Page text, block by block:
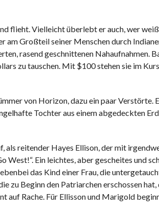
flieht. Vielleicht überlebt er auch, wer
am Großteil seiner Menschen durch
rasend geschnittenen Nahaufnahmen.
zu tauschen. Mit $100 stehen sie im
von Horizon, dazu ein paar Verstörte.
Tochter aus einem abgedeckten
als reitender Hayes Ellison, der mit
West!“. Ein leichtes, aber gescheites und
das Kind einer Frau, die
zu Beginn den Patriarchen erschossen
auf Rache. Für Ellisson und Marigold